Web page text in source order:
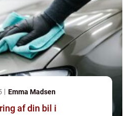
Emma Madsen
af din bil i